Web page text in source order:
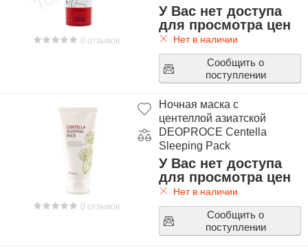
0 отзывов
У Вас нет доступа
для просмотра цен
Нет в наличии
Сообщить о
поступлении
0 отзывов
Ночная маска с
центеллой азиатской
DEOPROCE Centella
Sleeping Pack
У Вас нет доступа
для просмотра цен
Нет в наличии
Сообщить о
поступлении